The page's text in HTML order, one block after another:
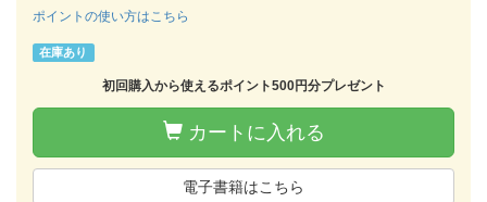
ポイントの使い方はこちら
在庫あり
初回購入から使えるポイント500円分プレゼント
カートに入れる
電子書籍はこちら